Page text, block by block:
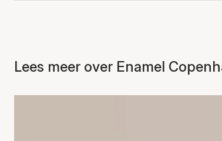
Lees meer over Enamel